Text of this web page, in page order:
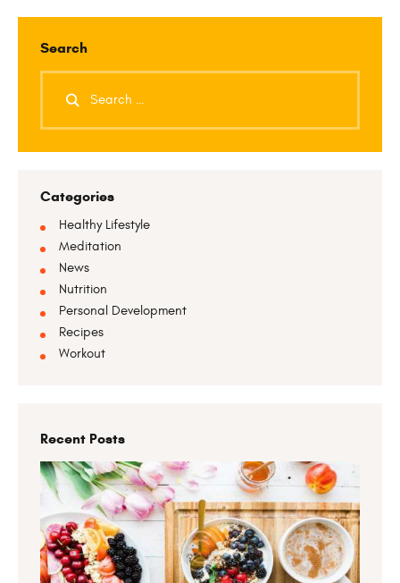
Search
Categories
Healthy Lifestyle
Meditation
News
Nutrition
Personal Development
Recipes
Workout
Recent Posts